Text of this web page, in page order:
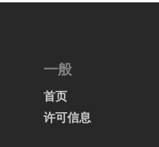
一般
首页
许可信息